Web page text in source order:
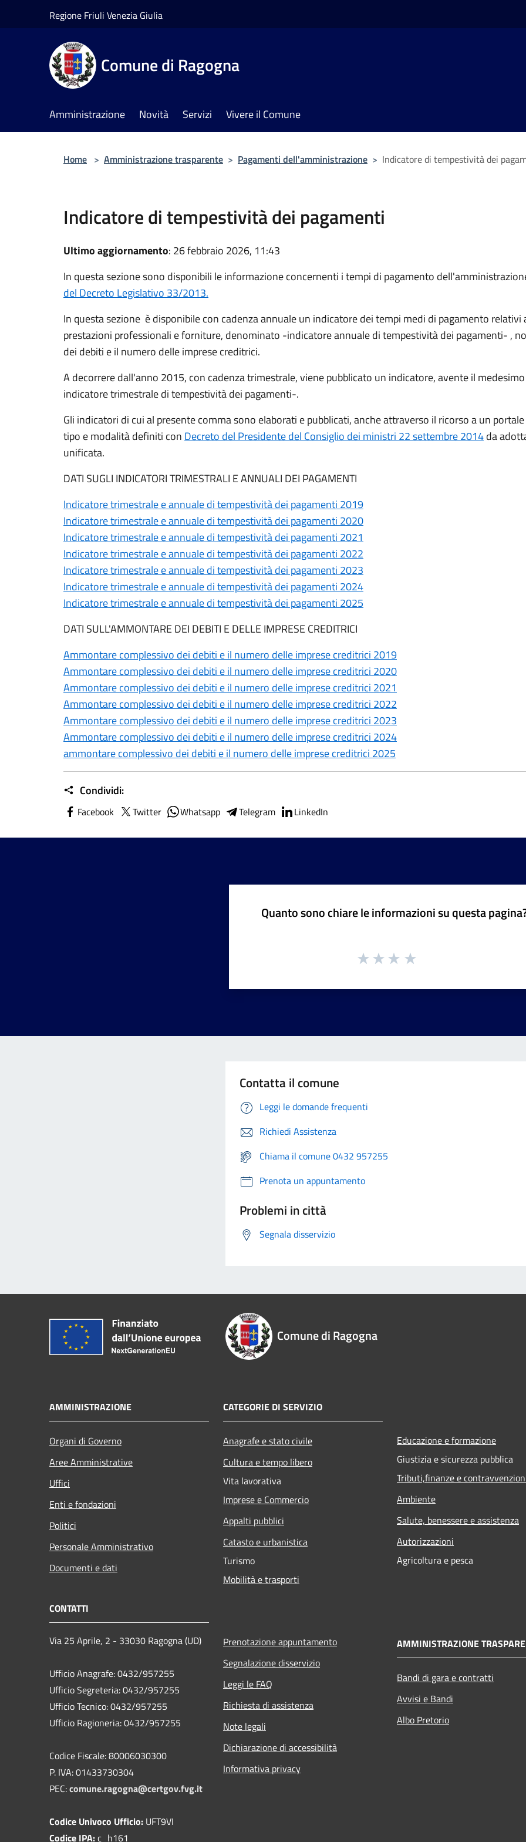
Regione Friuli Venezia Giulia
Comune di Ragogna
Amministrazione Novità Servizi Vivere il Comune
Home > Amministrazione trasparente > Pagamenti dell'amministrazione > Indicatore di tempestività dei
Indicatore di tempestività dei pagamenti
Ultimo aggiornamento: 26 febbraio 2026, 11:43
In questa sezione sono disponibili le informazione concernenti i tempi di pagamento
del Decreto Legislativo 33/2013.
In questa sezione è disponibile con cadenza annuale un indicatore dei tempi medi di pagamento relativi
prestazioni professionali e forniture, denominato -indicatore annuale di tempestività dei pagamenti- ,
dei debiti e il numero delle imprese creditrici.
A decorrere dall'anno 2015, con cadenza trimestrale, viene pubblicato un indicatore, avente il
indicatore trimestrale di tempestività dei pagamenti-.
Gli indicatori di cui al presente comma sono elaborati e pubblicati, anche attraverso il ricorso a un
tipo e modalità definiti con Decreto del Presidente del Consiglio dei ministri 22 settembre 2014da
unificata.
DATI SUGLI INDICATORI TRIMESTRALI E ANNUALI DEI PAGAMENTI
Indicatore trimestrale e annuale di tempestività dei pagamenti 2019
Indicatore trimestrale e annuale di tempestività dei pagamenti 2020
Indicatore trimestrale e annuale di tempestività dei pagamenti 2021
Indicatore trimestrale e annuale di tempestività dei pagamenti 2022
Indicatore trimestrale e annuale di tempestività dei pagamenti 2023
Indicatore trimestrale e annuale di tempestività dei pagamenti 2024
Indicatore trimestrale e annuale di tempestività dei pagamenti 2025
DATI SULL'AMMONTARE DEI DEBITI E DELLE IMPRESE CREDITRICI
Ammontare complessivo dei debiti e il numero delle imprese creditrici 2019
Ammontare complessivo dei debiti e il numero delle imprese creditrici 2020
Ammontare complessivo dei debiti e il numero delle imprese creditrici 2021
Ammontare complessivo dei debiti e il numero delle imprese creditrici 2022
Ammontare complessivo dei debiti e il numero delle imprese creditrici 2023
Ammontare complessivo dei debiti e il numero delle imprese creditrici 2024
ammontare complessivo dei debiti e il numero delle imprese creditrici 2025
Condividi:
Facebook Twitter Whatsapp Telegram LinkedIn
Quanto sono chiare le informazioni su questa
Contatta il comune
Leggi le domande frequenti
Richiedi Assistenza
Chiama il comune 0432 957255
Prenota un appuntamento
Problemi in città
Segnala disservizio
Comune di Ragogna
AMMINISTRAZIONE
Organi di Governo
Aree Amministrative
Uffici
Enti e fondazioni
Politici
Personale Amministrativo
Documenti e dati
CATEGORIE DI SERVIZIO
Anagrafe e stato civile
Cultura e tempo libero
Vita lavorativa
Imprese e Commercio
Appalti pubblici
Catasto e urbanistica
Turismo
Mobilità e trasporti
Educazione e formazione
Giustizia e sicurezza pubblica
Tributi,finanze e
Ambiente
Salute, benessere e assistenza
Autorizzazioni
Agricoltura e pesca
CONTATTI
Via 25 Aprile, 2 - 33030 Ragogna (UD)
Ufficio Anagrafe: 0432/957255
Ufficio Segreteria: 0432/957255
Ufficio Tecnico: 0432/957255
Ufficio Ragioneria: 0432/957255
Codice Fiscale: 80006030300
P. IVA: 01433730304
PEC:comune.ragogna@certgov.fvg.it
Codice Univoco Ufficio: UFT9VI
Codice IPA:c_h161
Prenotazione appuntamento
Segnalazione disservizio
Leggi le FAQ
Richiesta di assistenza
Note legali
Dichiarazione di accessibilità
Informativa privacy
AMMINISTRAZIONE
Bandi di gara e contratti
Avvisi e Bandi
Albo Pretorio